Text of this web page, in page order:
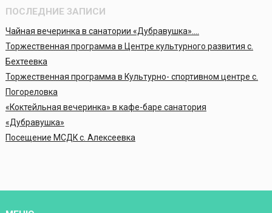
ПОСЛЕДНИЕ ЗАПИСИ
Чайная вечеринка в санатории «Дубравушка»….
Торжественная программа в Центре культурного развития с.
Бехтеевка
Торжественная программа в Культурно- спортивном центре с.
Погореловка
«Коктейльная вечеринка» в кафе-баре санатория
«Дубравушка»
Посещение МСДК с. Алексеевка